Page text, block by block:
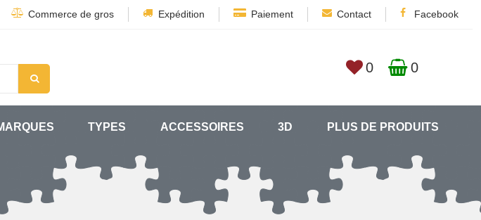
Commerce de gros Expédition Paiement Contact Facebook
0 0
TYPES ACCESSOIRES 3D PLUS DE PRODUITS